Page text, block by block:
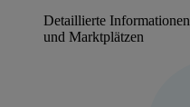
Detaillierte
und Marktplätzen